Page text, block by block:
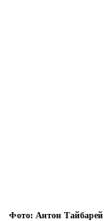
Фото: Антон Тайбарей